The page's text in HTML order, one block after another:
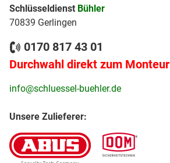
Schlüsseldienst Bühler
70839 Gerlingen
0170 817 43 01
Durchwahl direkt zum Monteur
info@schluessel-buehler.de
Unsere Zulieferer: